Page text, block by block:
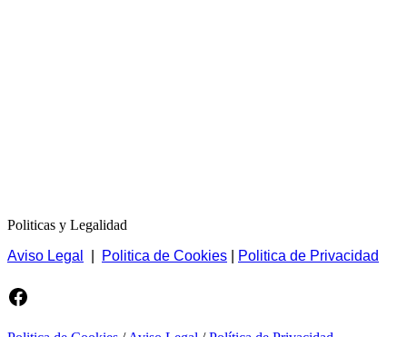
Politicas y Legalidad
Aviso Legal
Politica de Cookies Politica de Privacidad
Facebook